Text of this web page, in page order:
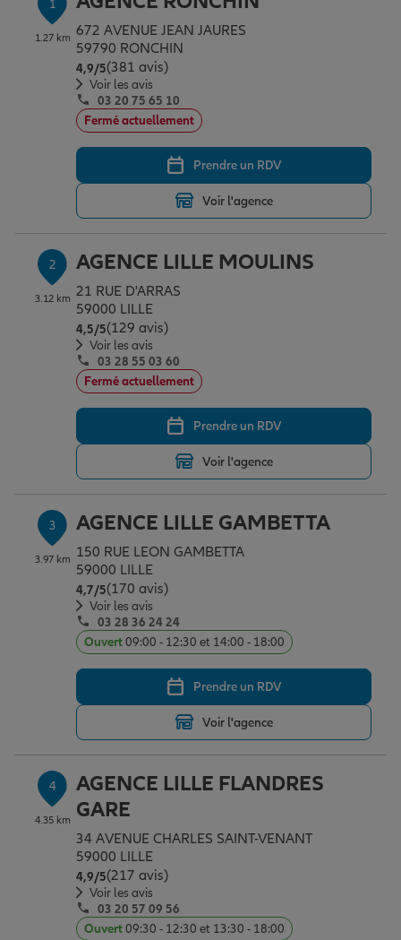
Assurance emprunteur
Prévoyance et dépendance
Assurance animal de compagnie
Protection de la famille
Protection juridique
Épargne & retraite
Plan épargne retraite
Placements financiers
Investissements immobiliers
Transmission
Vos projets
Changer de voiture
Départ à la retraite
Préparer l’avenir
Assurance auto
Assurance habitation
Le Pack Famille
Garantie des accidents de la vie
Assurance scolaire
Protection juridique
Retraite
Tous nos devis d'assurance
Professionnels
Allianz en France
1
1.27 km 672 AVENUE JEAN JAURES
59790 RONCHIN
4,9/5Note de 4.9 sur 5
(381 avis)
Voir les avis
03 20 75 65 10
Fermé actuellement
Prendre un RDV
Voir l'agence
2
3.12 km
AGENCE LILLE MOULINS
21 RUE D'ARRAS
59000 LILLE
4,5/5Note de 4.5 sur 5
(129 avis)
Voir les avis
03 28 55 03 60
Fermé actuellement
Prendre un RDV
Voir l'agence
3
3.97 km
AGENCE LILLE GAMBETTA
150 RUE LEON GAMBETTA
59000 LILLE
4,7/5Note de 4.7 sur 5
(170 avis)
Voir les avis
03 28 36 24 24
Ouvert09:00 - 12:30 et 14:00 - 18:00
Prendre un RDV
Voir l'agence
4
4.35 km
AGENCE LILLE FLANDRES
GARE
34 AVENUE CHARLES SAINT-VENANT
59000 LILLE
4,9/5Note de 4.9 sur 5
(217 avis)
Voir les avis
03 20 57 09 56
Ouvert09:30 - 12:30 et 13:30 - 18:00